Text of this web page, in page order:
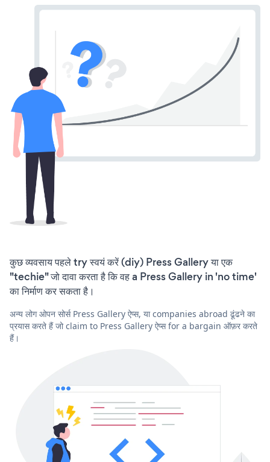
कुछ व्यवसाय पहले try स्वयं करें (diy) Press Gallery या एक
"techie" जो दावा करता है कि वह a Press Gallery in 'no time'
का निर्माण कर सकता है।
अन्य लोग ओपन सोर्स Press Gallery ऐप्स, या companies abroad ढूंढने का
प्रयास करते हैं जो claim to Press Gallery ऐप्स for a bargain ऑफ़र करते
हैं।